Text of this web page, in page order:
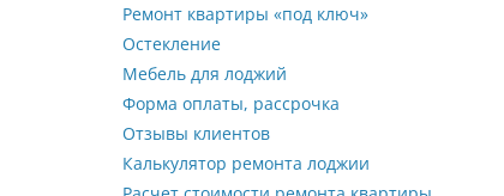
Ремонт квартиры «под ключ»
Остекление
Мебель для лоджий
Форма оплаты, рассрочка
Отзывы клиентов
Калькулятор ремонта лоджии